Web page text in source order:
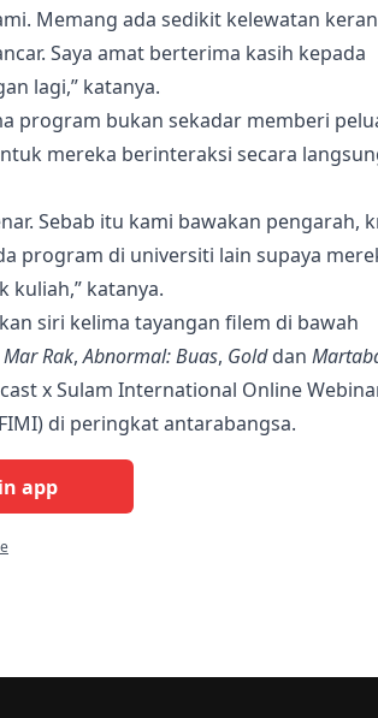
Memang ada sedikit kelewatan
Saya amat berterima kasih kepada
lagi,” katanya.
program bukan sekadar memberi
mereka berinteraksi secara
Sebab itu kami bawakan pengarah,
program di universiti lain supaya
kuliah,” katanya.
siri kelima tayangan filem di bawah
Mar Rak,Abnormal: Buas, Golddan
x Sulam International Online
di peringkat antarabangsa.
app